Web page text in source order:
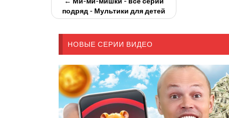
подряд - Мультики для детей
НОВЫЕ СЕРИИ ВИДЕО